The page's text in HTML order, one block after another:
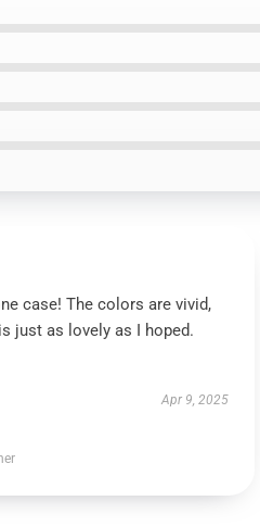
case! The colors are vivid,
just as lovely as I hoped.
Apr 9, 2025